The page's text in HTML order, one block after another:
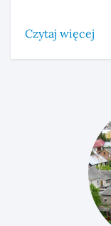
Czytaj więcej